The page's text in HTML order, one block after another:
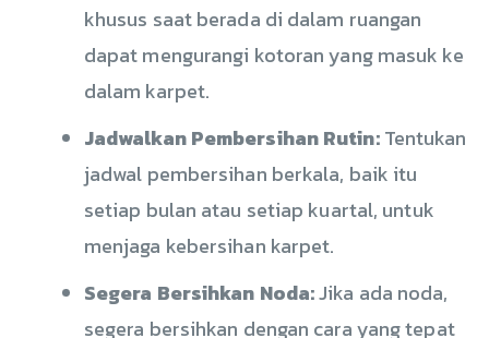
khusus saat berada di dalam ruangan
dapat mengurangi kotoran yang masuk ke
dalam karpet.
Jadwalkan Pembersihan Rutin:Tentukan
jadwal pembersihan berkala, baik itu
setiap bulan atau setiap kuartal, untuk
menjaga kebersihan karpet.
Segera Bersihkan Noda:Jika ada noda,
segera bersihkan dengan cara yang tepat